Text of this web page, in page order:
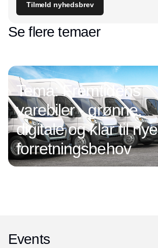
Tilmeld nyhedsbrev
Se flere temaer
Tema: Fremtidens
varebiler - grønne,
digitale og klar til nye
forretningsbehov
Events